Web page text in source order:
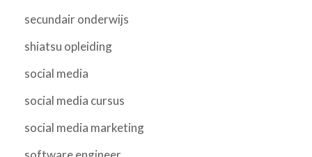
secundair onderwijs
shiatsu opleiding
social media
social media cursus
social media marketing